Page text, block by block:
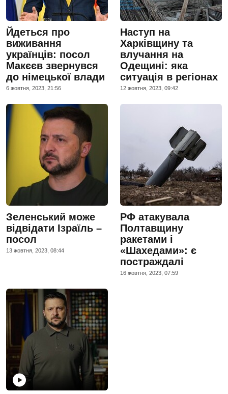
Йдеться про
виживання
українців: посол
Макєєв звернувся
до німецької влади
6 жовтня, 2023, 21:56
Наступ на
Харківщину та
влучання на
Одещині: яка
ситуація в регіонах
12 жовтня, 2023, 09:42
Зеленський може
відвідати Ізраїль –
посол
13 жовтня, 2023, 08:44
РФ атакувала
Полтавщину
ракетами і
«Шахедами»: є
постраждалі
16 жовтня, 2023, 07:59